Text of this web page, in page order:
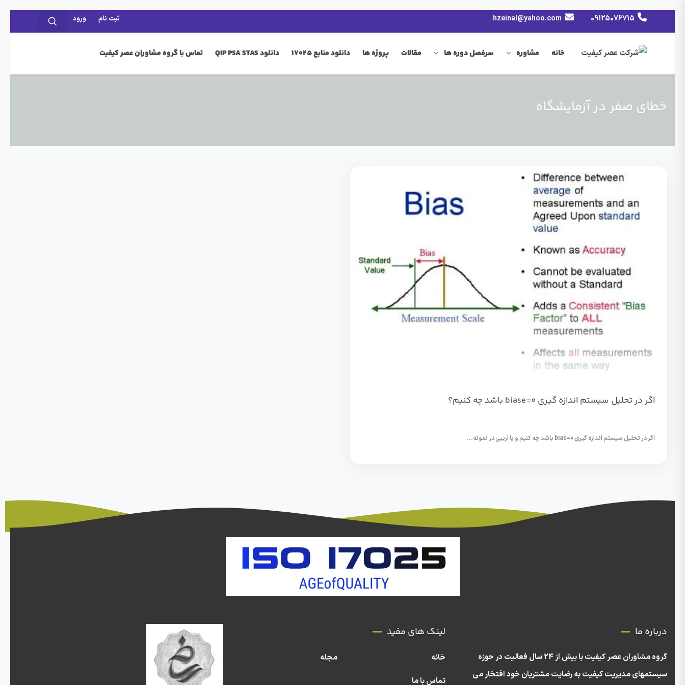
09125076715
hzeinal@yahoo.com ثبت نام ورود
خانه مشاوره سرفصل دوره ها مقالات پروژه ها دانلود منابع 17025 دانلود QIP PSA STAS تماس با گروه مشاوران عصر کیفیت
خطای صفر در آزمایشگاه
اگر در تحلیل سیستم اندازه گیری biase=0 باشد چه کنیم؟
اگر در تحلیل سیستم اندازه گیری bias=0 باشد چه کنیم و یا اریبی در نمونه...
درباره ما
گروه مشاوران عصر کیفیت با بیش از 24 سال فعالیت در حوزه
سیستمهای مدیریت کیفیت به رضایت مشتریان خود افتخار می
لینک های مفید
خانه
مجله
تماس با ما